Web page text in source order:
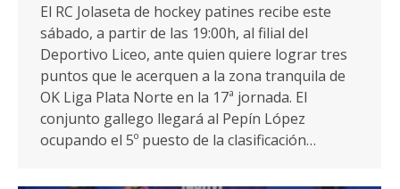
El RC Jolaseta de hockey patines recibe este
sábado, a partir de las 19:00h, al filial del
Deportivo Liceo, ante quien quiere lograr tres
puntos que le acerquen a la zona tranquila de
OK Liga Plata Norte en la 17ª jornada. El
conjunto gallego llegará al Pepín López
ocupando el 5º puesto de la clasificación…